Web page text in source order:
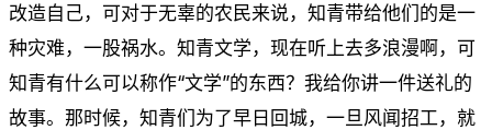
改造自己，可对于无辜的农民来说，知青带给他们的是一
种灾难，一股祸水。知青文学，现在听上去多浪漫啊，可
知青有什么可以称作“文学”的东西？我给你讲一件送礼的
故事。那时候，知青们为了早日回城，一旦风闻招工，就